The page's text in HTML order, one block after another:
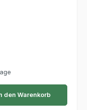
benutze die Schaltflächen um
den Warenkorb